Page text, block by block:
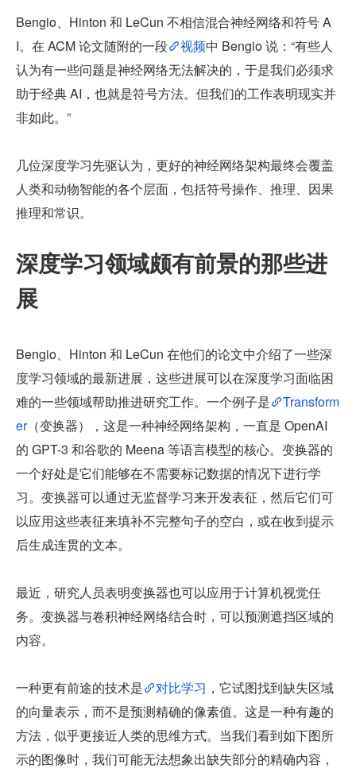
Bengio、Hinton 和 LeCun 不相信混合神经网络和符号 A
I。在 ACM 论文随附的一段
视频中 Bengio 说：“有些人
认为有一些问题是神经网络无法解决的，于是我们必须求
助于经典 AI，也就是符号方法。但我们的工作表明现实并
非如此。”
几位深度学习先驱认为，更好的神经网络架构最终会覆盖
人类和动物智能的各个层面，包括符号操作、推理、因果
推理和常识。
深度学习领域颇有前景的那些进
展
Bengio、Hinton 和 LeCun 在他们的论文中介绍了一些深
度学习领域的最新进展，这些进展可以在深度学习面临困
难的一些领域帮助推进研究工作。一个例子是
Transform
er（变换器），这是一种神经网络架构，一直是 OpenAI
的 GPT-3 和谷歌的 Meena 等语言模型的核心。变换器的
一个好处是它们能够在不需要标记数据的情况下进行学
习。变换器可以通过无监督学习来开发表征，然后它们可
以应用这些表征来填补不完整句子的空白，或在收到提示
后生成连贯的文本。
最近，研究人员表明变换器也可以应用于计算机视觉任
务。变换器与卷积神经网络结合时，可以预测遮挡区域的
内容。
一种更有前途的技术是 对比学习 ，它试图找到缺失区域
的向量表示，而不是预测精确的像素值。这是一种有趣的
方法，似乎更接近人类的思维方式。当我们看到如下图所
示的图像时，我们可能无法想象出缺失部分的精确内容，